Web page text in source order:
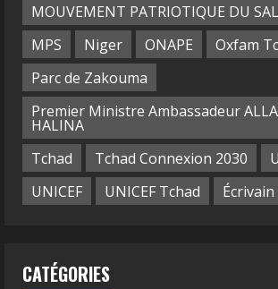
MOUVEMENT PATRIOTIQUE DU
MPS
Niger ONAPE
Oxfam
Parc de Zakouma
Premier Ministre Ambassadeur
HALINA
Tchad
Tchad Connexion 2030
UNICEF
UNICEF Tchad Écrivain
CATÉGORIES